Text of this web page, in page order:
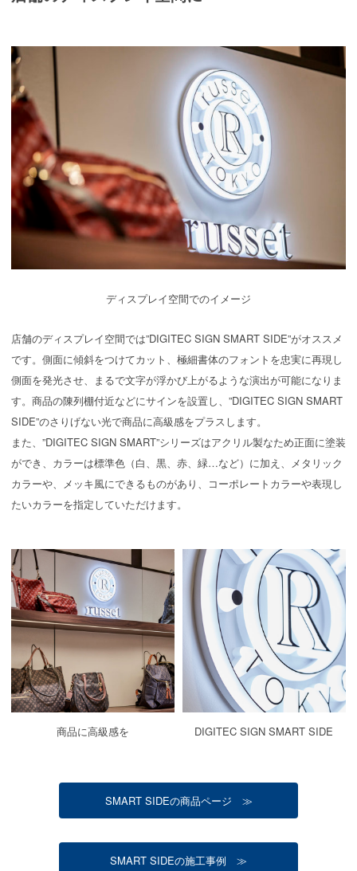
ディスプレイ空間でのイメージ
店舗のディスプレイ空間では”DIGITEC SIGN SMART SIDE”がオススメ
です。側面に傾斜をつけてカット、極細書体のフォントを忠実に再現し
側面を発光させ、まるで文字が浮かび上がるような演出が可能になりま
す。商品の陳列棚付近などにサインを設置し、”DIGITEC SIGN SMART
SIDE”のさりげない光で商品に高級感をプラスします。
また、”DIGITEC SIGN SMART”シリーズはアクリル製なため正面に塗装
ができ、カラーは標準色（白、黒、赤、緑…など）に加え、メタリック
カラーや、メッキ風にできるものがあり、コーポレートカラーや表現し
たいカラーを指定していただけます。
商品に高級感を DIGITEC SIGN SMART SIDE
SMART SIDEの商品ページ ≫
SMART SIDEの施工事例 ≫